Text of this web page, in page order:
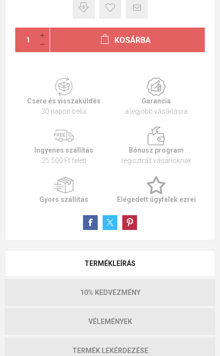
KOSÁRBA
Csere és visszaküldés
30 napon belül
Garancia
a legjobb vásárlásra
Ingyenes szállítás
25 500 Ft felett
Bónusz program
regisztrált vásárlóknak
Gyors szállítás Elégedett ügyfelek ezrei
TERMÉKLEÍRÁS
10% KEDVEZMÉNY
VÉLEMÉNYEK
TERMÉK LEKÉRDEZÉSE